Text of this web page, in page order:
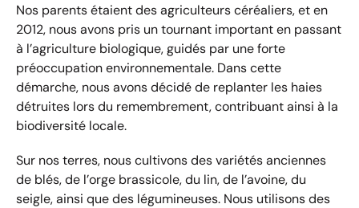
Nos parents étaient des agriculteurs céréaliers, et en
2012, nous avons pris un tournant important en passant
à l’agriculture biologique, guidés par une forte
préoccupation environnementale. Dans cette
démarche, nous avons décidé de replanter les haies
détruites lors du remembrement, contribuant ainsi à la
biodiversité locale.
Sur nos terres, nous cultivons des variétés anciennes
de blés, de l’orge brassicole, du lin, de l’avoine, du
seigle, ainsi que des légumineuses. Nous utilisons des